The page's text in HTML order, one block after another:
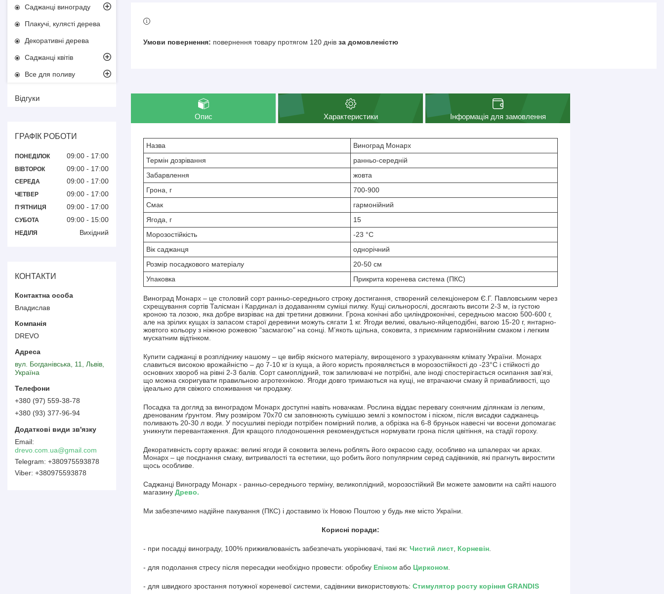
повернення товару протягом 120 днів за домовленістю
Опис Характеристики Інформація для замовлення
Назва
Виноград Монарх
Термін дозрівання
ранньо-середній
Забарвлення
жовта
Грона, г
700-900
Смак
гармонійний
Ягода, г
15
Морозостійкість
-23 °С
Вік саджанця
однорічний
Розмір посадкового матеріалу
20-50 см
Упаковка
Прикрита коренева система (ПКС)
Виноград Монарх – це столовий сорт ранньо-середнього строку достигання, створений селекціонером Є.Г. Павловським через
схрещування сортів Талісман і Кардинал із додаванням суміші пилку. Кущі сильнорослі, досягають висоти 2-3 м, із густою
кроною та лозою, яка добре визріває на дві третини довжини. Грона конічні або циліндроконічні, середньою масою 500-600 г,
але на зрілих кущах із запасом старої деревини можуть сягати 1 кг. Ягоди великі, овально-яйцеподібні, вагою 15-20 г, янтарно-
жовтого кольору з ніжною рожевою "засмагою" на сонці. М’якоть щільна, соковита, з приємним гармонійним смаком і легким
мускатним відтінком.
Купити саджанці в розпліднику нашому – це вибір якісного матеріалу, вирощеного з урахуванням клімату України. Монарх
славиться високою врожайністю – до 7-10 кг із куща, а його користь проявляється в морозостійкості до -23°C і стійкості до
основних хвороб на рівні 2-3 балів. Сорт самоплідний, тож запилювачі не потрібні, але іноді спостерігається осипання зав’язі,
що можна скоригувати правильною агротехнікою. Ягоди довго тримаються на кущі, не втрачаючи смаку й привабливості, що
ідеально для свіжого споживання чи продажу.
Посадка та догляд за виноградом Монарх доступні навіть новачкам. Рослина віддає перевагу сонячним ділянкам із легким,
дренованим ґрунтом. Яму розміром 70х70 см заповнюють сумішшю землі з компостом і піском, після висадки саджанець
поливають 20-30 л води. У посушливі періоди потрібен помірний полив, а обрізка на 6-8 бруньок навесні чи восени допомагає
уникнути перевантаження. Для кращого плодоношення рекомендується нормувати грона після цвітіння, на стадії гороху.
Декоративність сорту вражає: великі ягоди й соковита зелень роблять його окрасою саду, особливо на шпалерах чи арках.
Монарх – це поєднання смаку, витривалості та естетики, що робить його популярним серед садівників, які прагнуть виростити
щось особливе.
Саджанці Винограду Монарх - ранньо-середнього терміну, великоплідний, морозостійкий Ви можете замовити на сайті нашого
магазину Древо.
Ми забезпечимо надійне пакування (ПКС) і доставимо їх Новою Поштою у будь яке місто України.
Корисні поради:
- при посадці винограду, 100% приживлюваність забезпечать укорінювачі, такі як: Чистий лист, Корневін.
- для подолання стресу після пересадки необхідно провести: обробку Епіном або Цирконом.
- для швидкого зростання потужної кореневої системи, садівники використовують: Стимулятор росту коріння GRANDIS
Саджанці винограду
Плакучі, кулясті дерева
Декоративні дерева
Саджанці квітів
Все для поливу
Відгуки
ГРАФІК РОБОТИ
ПОНЕДІЛОК 09:00 17:00
ВІВТОРОК 09:00 17:00
СЕРЕДА 09:00 17:00
ЧЕТВЕР 09:00 17:00
ПʼЯТНИЦЯ 09:00 17:00
СУБОТА 09:00 15:00
НЕДІЛЯ Вихідний
КОНТАКТИ
Владислав
DREVO
вул. Богданівська, 11, Львів,
Україна
+380 (97) 559-38-78
+380 (93) 377-96-94
drevo.com.ua@gmail.com
+380975593878
+380975593878